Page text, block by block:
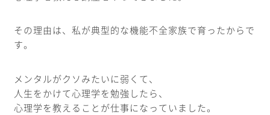
その理由は、私が典型的な機能不全家族で育ったからで
す。
メンタルがクソみたいに弱くて、
人生をかけて心理学を勉強したら、
心理学を教えることが仕事になっていました。